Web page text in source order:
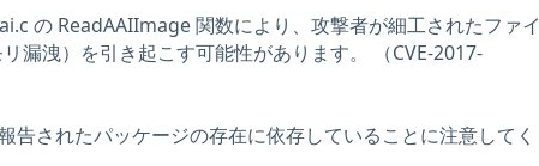
の ReadAAIImage 関数により、攻撃者が細工されたファイ
漏洩）を引き起こす可能性があります。 （CVE-2017-
告されたパッケージの存在に依存していることに注意してく